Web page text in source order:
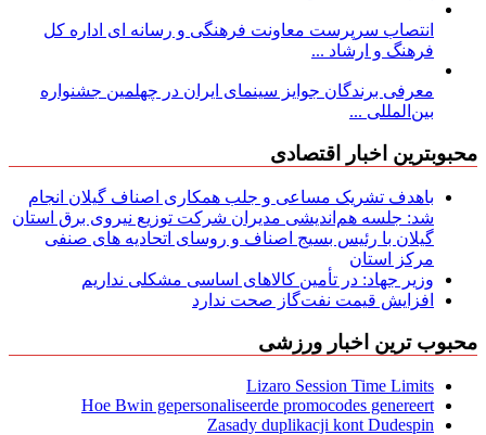
انتصاب سرپرست معاونت فرهنگی و رسانه ای اداره کل
فرهنگ و ارشاد ...
معرفی برندگان جوایز سینمای ایران در چهلمین جشنواره
بین‌المللی ...
محبوبترین اخبار اقتصادی
باهدف تشریک مساعی و جلب همکاری اصناف گیلان انجام
شد: جلسه هم‌اندیشی مدیران شركت توزیع نیروی برق استان
گیلان با رئیس بسیج اصناف و روسای اتحادیه های صنفی
مركز استان
وزیر جهاد: در تأمین کالاهای اساسی مشکلی نداریم
افزایش قیمت نفت‌گاز صحت ندارد
محبوب ترین اخبار ورزشی
Lizaro Session Time Limits
Hoe Bwin gepersonaliseerde promocodes genereert
Zasady duplikacji kont Dudespin